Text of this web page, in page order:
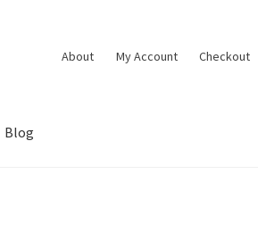
About My Account Checkout
Blog